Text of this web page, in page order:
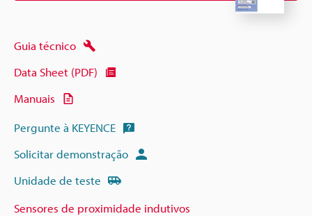
Guia técnico
Data Sheet (PDF)
Manuais
Pergunte à KEYENCE
Solicitar demonstração
Unidade de teste
Sensores de proximidade indutivos